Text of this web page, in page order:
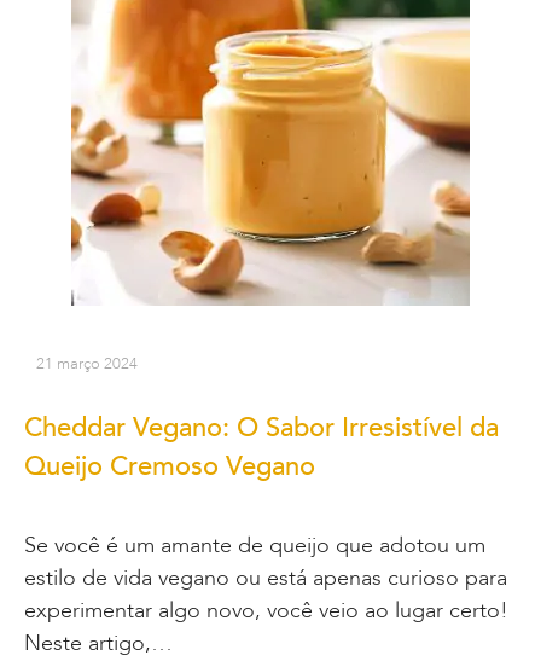
21 março 2024
Cheddar Vegano: O Sabor Irresistível da
Queijo Cremoso Vegano
Se você é um amante de queijo que adotou um
estilo de vida vegano ou está apenas curioso para
experimentar algo novo, você veio ao lugar certo!
Neste artigo,…